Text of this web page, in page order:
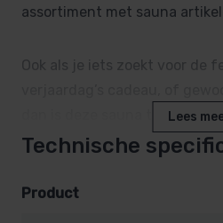
assortiment met sauna
Ook als je iets zoekt voor de
dan is deze sauna
Lees
Technische
Product